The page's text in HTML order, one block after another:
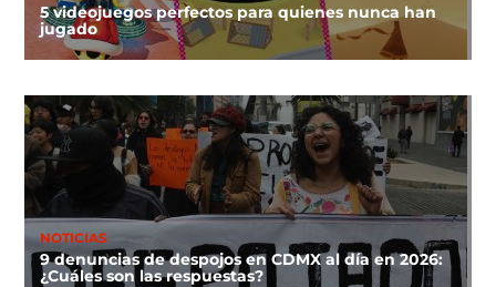
5 videojuegos perfectos para quienes nunca han
jugado
NOTICIAS
9 denuncias de despojos en CDMX al día en 2026:
¿Cuáles son las respuestas?